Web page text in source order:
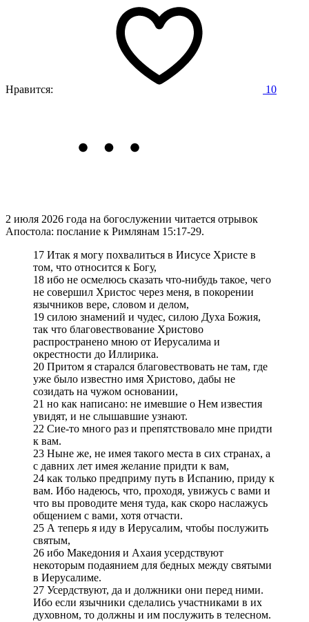
Нравится: 10
2 июля 2026 года на богослужении читается отрывок
Апостола: послание к Римлянам 15:17-29.
17 Итак я могу похвалиться в Иисусе Христе в
том, что относится к Богу,
18 ибо не осмелюсь сказать что-нибудь такое, чего
не совершил Христос через меня, в покорении
язычников вере, словом и делом,
19 силою знамений и чудес, силою Духа Божия,
так что благовествование Христово
распространено мною от Иерусалима и
окрестности до Иллирика.
20 Притом я старался благовествовать не там, где
уже было известно имя Христово, дабы не
созидать на чужом основании,
21 но как написано: не имевшие о Нем известия
увидят, и не слышавшие узнают.
22 Сие-то много раз и препятствовало мне придти
к вам.
23 Ныне же, не имея такого места в сих странах, а
с давних лет имея желание придти к вам,
24 как только предприму путь в Испанию, приду к
вам. Ибо надеюсь, что, проходя, увижусь с вами и
что вы проводите меня туда, как скоро наслажусь
общением с вами, хотя отчасти.
25 А теперь я иду в Иерусалим, чтобы послужить
святым,
26 ибо Македония и Ахаия усердствуют
некоторым подаянием для бедных между святыми
в Иерусалиме.
27 Усердствуют, да и должники они перед ними.
Ибо если язычники сделались участниками в их
духовном, то должны и им послужить в телесном.